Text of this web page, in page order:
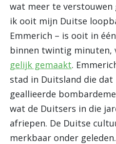
wat meer te verstouwen
ik ooit mijn Duitse
Emmerich – is ooit in
binnen twintig minuten,
gelijk gemaakt.
stad in Duitsland die
geallieerde
wat de Duitsers in die
afriepen. De Duitse
merkbaar onder geleden.